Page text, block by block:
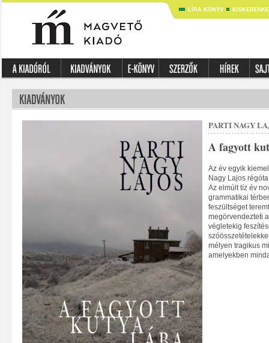
LÍRA KÖNYV
PARTI NAGY
A fagyott
Az év egyik
Nagy Lajos
Az elmúlt tíz év
grammatikai
feszültséget
megörvendezteti
végletekig
mélyen tragikus
amelyekben